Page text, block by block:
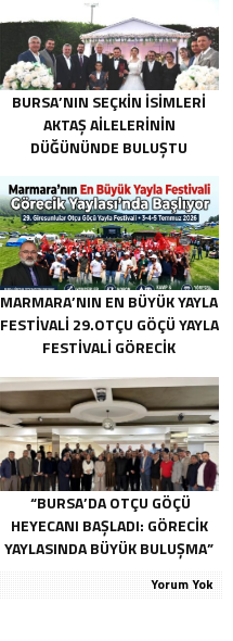
BURSA’NIN SEÇKIN İSIMLERI
AKTAŞ AILELERININ
DÜĞÜNÜNDE BULUŞTU
MARMARA’NIN EN BÜYÜK YAYLA
FESTIVALI 29.OTÇU GÖÇÜ YAYLA
FESTIVALI GÖRECIK
“BURSA’DA OTÇU GÖÇÜ
HEYECANI BAŞLADI: GÖRECIK
YAYLASINDA BÜYÜK BULUŞMA”
Yorum Yok